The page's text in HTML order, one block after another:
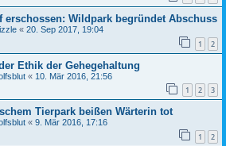
erschossen: Wildpark begründet Abschuss
« 20. Sep 2017, 19:04
1 2
Ethik der Gehegehaltung
« 10. Mär 2016, 21:56
1 2 3
Tierpark beißen Wärterin tot
« 9. Mär 2016, 17:16
1 2